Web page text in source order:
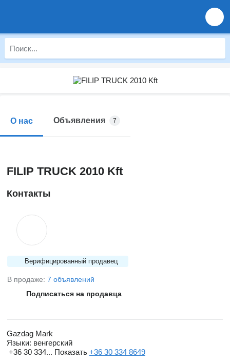
О нас Объявления 7
FILIP TRUCK 2010 Kft
Контакты
Верифицированный продавец
В продаже: 7 объявлений
Подписаться на продавца
Gazdag Mark
Языки: венгерский
+36 30 334... Показать +36 30 334 8649